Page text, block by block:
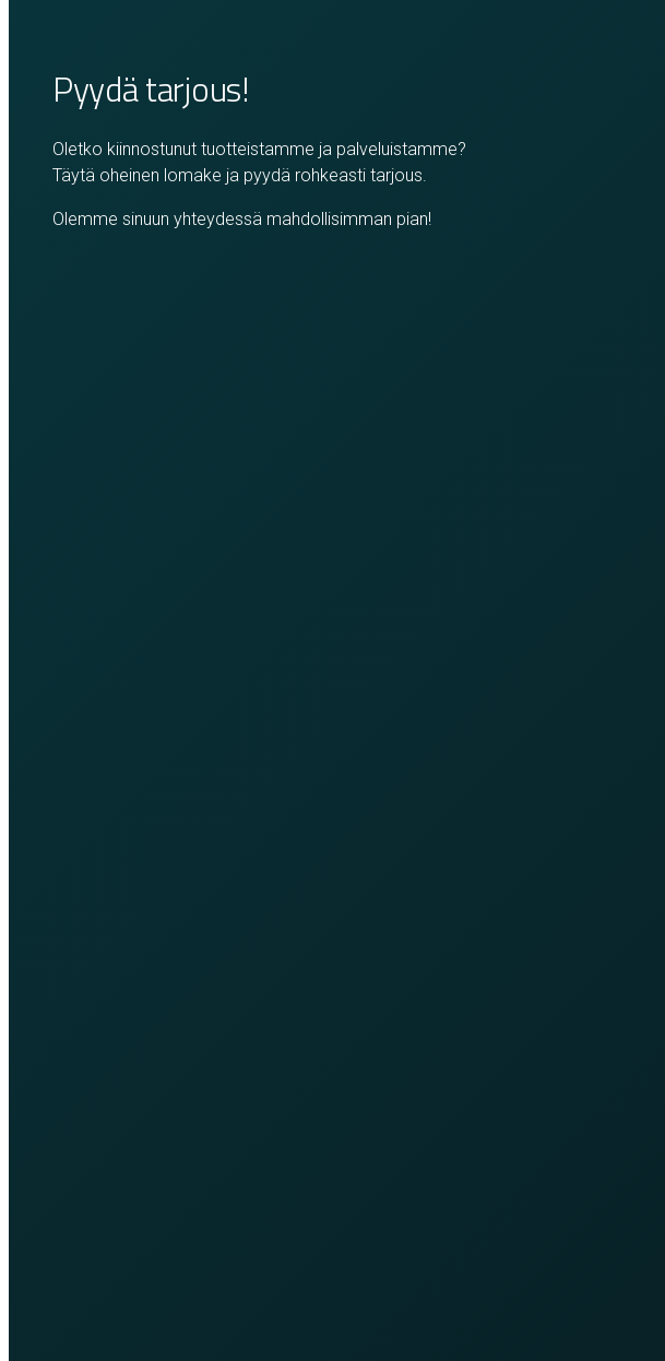
Pyydä tarjous!
Oletko kiinnostunut tuotteistamme ja palveluistamme?
Täytä oheinen lomake ja pyydä rohkeasti tarjous.
Olemme sinuun yhteydessä mahdollisimman pian!